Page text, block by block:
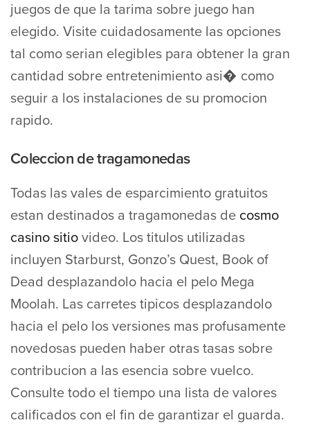
juegos de que la tarima sobre juego han
elegido. Visite cuidadosamente las opciones
tal como serian elegibles para obtener la gran
cantidad sobre entretenimiento asi� como
seguir a los instalaciones de su promocion
rapido.
Coleccion de tragamonedas
Todas las vales de esparcimiento gratuitos
estan destinados a tragamonedas de cosmo
casino sitio video. Los titulos utilizadas
incluyen Starburst, Gonzo’s Quest, Book of
Dead desplazandolo hacia el pelo Mega
Moolah. Las carretes tipicos desplazandolo
hacia el pelo los versiones mas profusamente
novedosas pueden haber otras tasas sobre
contribucion a las esencia sobre vuelco.
Consulte todo el tiempo una lista de valores
calificados con el fin de garantizar el guarda.